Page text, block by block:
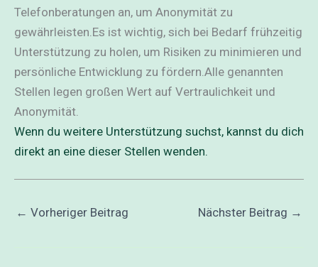
Telefonberatungen an, um Anonymität zu
gewährleisten.Es ist wichtig, sich bei Bedarf frühzeitig
Unterstützung zu holen, um Risiken zu minimieren und
persönliche Entwicklung zu fördern.Alle genannten
Stellen legen großen Wert auf Vertraulichkeit und
Anonymität.
Wenn du weitere Unterstützung suchst, kannst du dich
direkt an eine dieser Stellen wenden.
← Vorheriger Beitrag Nächster Beitrag →